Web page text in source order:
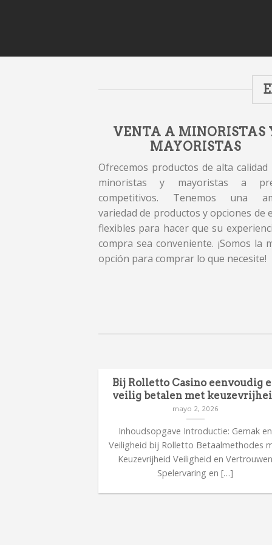
VENTA A MINORISTAS
MAYORISTAS
Ofrecemos productos de alta calidad
minoristas y mayoristas a
competitivos. Tenemos una
variedad de productos y opciones de
flexibles para hacer que su
compra sea conveniente. ¡Somos la
opción para comprar lo que necesite!
Bij Rolletto Casino eenvoudig
veilig betalen met
mayo 2, 2026
Inhoudsopgave Introductie: Gemak en
Veiligheid bij Rolletto Betaalmethodes
Keuzevrijheid Veiligheid en
Spelervaring en […]